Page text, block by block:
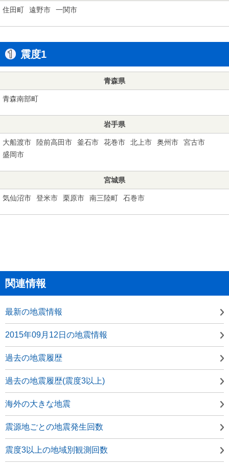
住田町 遠野市 一関市
震度1
青森県
青森南部町
岩手県
大船渡市 陸前高田市 釜石市 花巻市 北上市 奥州市
宮古市
盛岡市
宮城県
気仙沼市 登米市 栗原市 南三陸町 石巻市
関連情報
最新の地震情報
2015年09月12日の地震情報
過去の地震履歴
過去の地震履歴(震度3以上)
海外の大きな地震
震源地ごとの地震発生回数
震度3以上の地域別観測回数